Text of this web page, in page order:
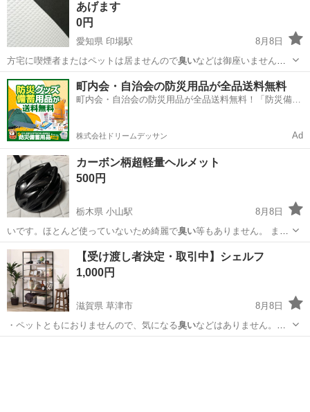
あげます
0円
愛知県 印場駅
8月8日
方宅に喫煙者またはペットは居ませんので臭いなどは御座いません。
お早めに取りに来…
愛知 名古屋市 印場駅 寝具
町内会・自治会の防災用品が全品送料無料
町内会・自治会の防災用品が全品送料無料！「防災備蓄
株式会社ドリームデッサン Ad
カーボン柄超軽量ヘルメット
500円
栃木県 小山駅
8月8日
いです。ほとんど使っていないため綺麗で臭い等もありません。 まと
め買いをしてくだ…
栃木 小山市 小山駅 その他
【受け渡し者決定・取引中】シェルフ
1,000円
滋賀県 草津市
8月8日
・ペットともにおりませんので、気になる臭いなどはありません。
【受け渡し】 組…